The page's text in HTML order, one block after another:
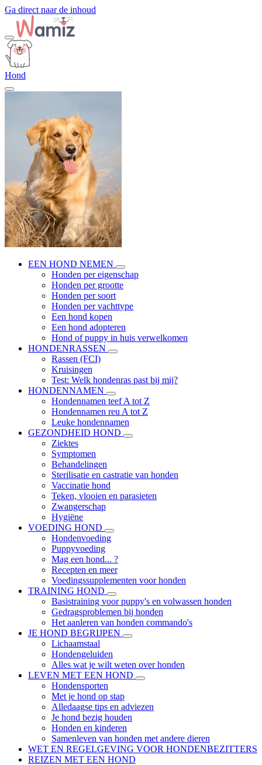
Ga direct naar de inhoud
Hond
EEN HOND NEMEN
Honden per eigenschap
Honden per grootte
Honden per soort
Honden per vachttype
Een hond kopen
Een hond adopteren
Hond of puppy in huis verwelkomen
HONDENRASSEN
Rassen (FCI)
Kruisingen
Test: Welk hondenras past bij mij?
HONDENNAMEN
Hondennamen teef A tot Z
Hondennamen reu A tot Z
Leuke hondennamen
GEZONDHEID HOND
Ziektes
Symptomen
Behandelingen
Sterilisatie en castratie van honden
Vaccinatie hond
Teken, vlooien en parasieten
Zwangerschap
Hygiëne
VOEDING HOND
Hondenvoeding
Puppyvoeding
Mag een hond... ?
Recepten en meer
Voedingssupplementen voor honden
TRAINING HOND
Basistraining voor puppy's en volwassen honden
Gedragsproblemen bij honden
Het aanleren van honden commando's
JE HOND BEGRIJPEN
Lichaamstaal
Hondengeluiden
Alles wat je wilt weten over honden
LEVEN MET EEN HOND
Hondensporten
Met je hond op stap
Alledaagse tips en adviezen
Je hond bezig houden
Honden en kinderen
Samenleven van honden met andere dieren
WET EN REGELGEVING VOOR HONDENBEZITTERS
REIZEN MET EEN HOND